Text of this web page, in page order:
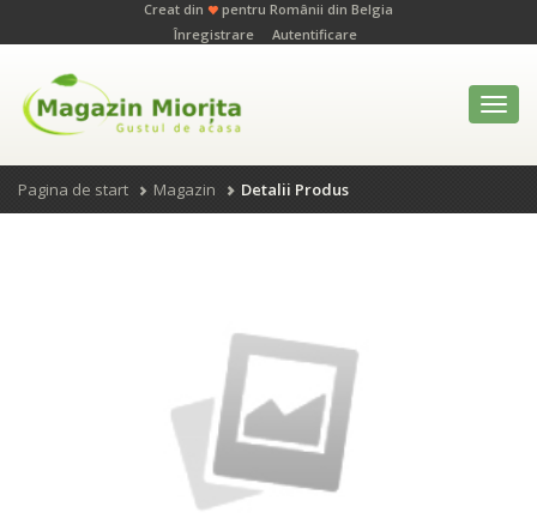
Creat din
pentru Românii din Belgia
Înregistrare
Autentificare
Pagina de start Magazin Detalii Produs